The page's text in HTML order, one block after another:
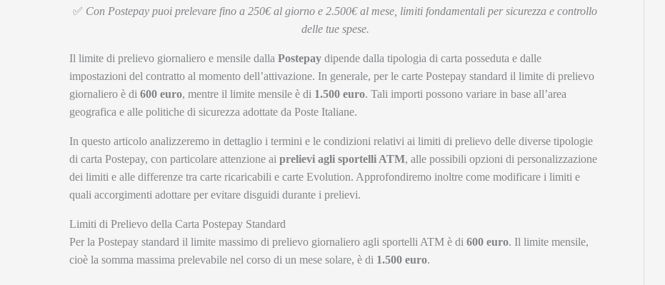
✅ Con Postepay puoi prelevare fino a 250€ al giorno e 2.500€ al mese, limiti fondamentali per sicurezza e controllo
delle tue spese.
Il limite di prelievo giornaliero e mensile dalla Postepay dipende dalla tipologia di carta posseduta e dalle
impostazioni del contratto al momento dell’attivazione. In generale, per le carte Postepay standard il limite di prelievo
giornaliero è di 600 euro, mentre il limite mensile è di 1.500 euro. Tali importi possono variare in base all’area
geografica e alle politiche di sicurezza adottate da Poste Italiane.
In questo articolo analizzeremo in dettaglio i termini e le condizioni relativi ai limiti di prelievo delle diverse tipologie
di carta Postepay, con particolare attenzione ai prelievi agli sportelli ATM, alle possibili opzioni di personalizzazione
dei limiti e alle differenze tra carte ricaricabili e carte Evolution. Approfondiremo inoltre come modificare i limiti e
quali accorgimenti adottare per evitare disguidi durante i prelievi.
Limiti di Prelievo della Carta Postepay Standard
Per la Postepay standard il limite massimo di prelievo giornaliero agli sportelli ATM è di 600 euro. Il limite mensile,
cioè la somma massima prelevabile nel corso di un mese solare, è di 1.500 euro.